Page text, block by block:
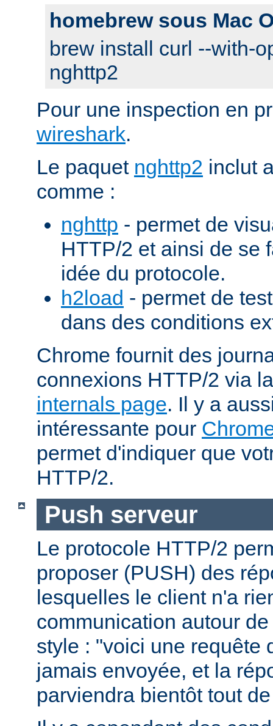
homebrew sous Mac
brew install curl --with-
nghttp2
Pour une inspection en
wireshark.
Le paquet nghttp2 inclut
comme :
nghttp - permet de
HTTP/2 et ainsi de se
idée du protocole.
h2load - permet de
dans des conditions
Chrome fournit des
connexions HTTP/2 via
internals page. Il y a
intéressante pour
permet d'indiquer que
HTTP/2.
Push serveur
Le protocole HTTP/2
proposer (PUSH) des
lesquelles le client n'a
communication autour
style : "voici une requête
jamais envoyée, et la
parviendra bientôt tout